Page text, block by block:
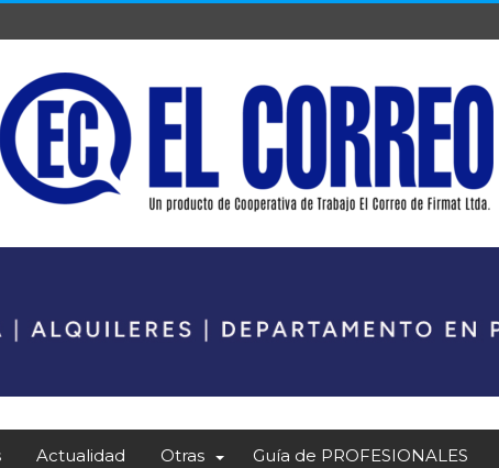
Actualidad Otras Guía de PROFESIONALES